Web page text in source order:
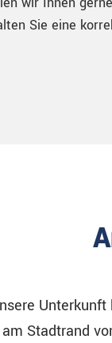
Sie eine
am Stadtrand